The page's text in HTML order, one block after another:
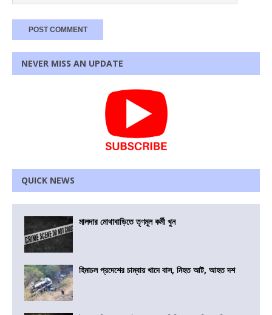
NEVER MISS AN UPDATE
QUICK NEWS
মালদার মোথাবাড়িতে তৃণমূল কর্মী খুন
হিমাচল প্রদেশের চাম্বায় খাদে বাস, নিহত আট, আহত দশ